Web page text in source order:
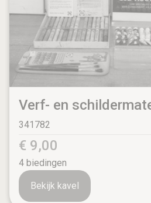
Verf- en
341782
€ 9,00
4 biedingen
Bekijk kavel